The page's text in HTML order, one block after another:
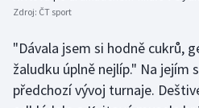
Parasport
Plavání
Plážový volejbal
Zdroj: ČT sport
"Dávala jsem si hodně cukrů,
žaludku úplně nejlíp." Na jejím
předchozí vývoj turnaje.